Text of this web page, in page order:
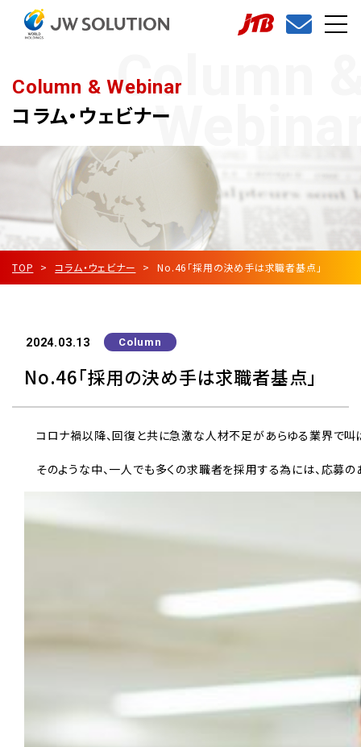
Column
Column & Webinar
コラム・ウェビナー
TOP コラム・ウェビナー No.46「採用の決め手は求職者基点」
2024.03.13 Column
No.46「採用の決め手は求職者基点」
コロナ禍以降、回復と共に急激な人材不足があらゆる業界で叫
そのような中、一人でも多くの求職者を採用する為には、応募の